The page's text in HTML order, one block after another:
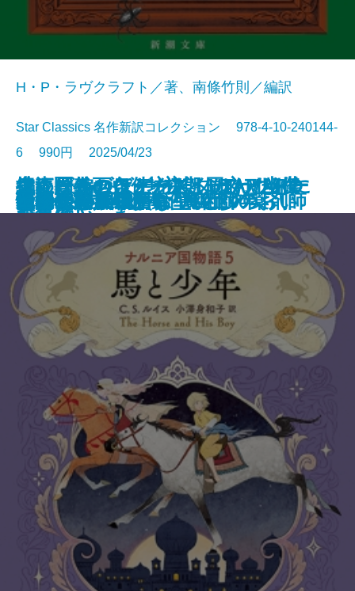
ナルニア国物語6 魔術師のおい
ゆるやかに生贄は
町内会死者蘇生事件
荒地の家族
鬼にきんつば─坊主と同心、幽世
しらべ─
大江戸春画ウォーズ UTAMARO
伝
編めば編むほどわたしはわたしに
なっていった
捜査圏外の条件─初期ミステリ傑
作集(三)─
夏日狂想
チャールズ・デクスター・ウォー
ド事件
H・P・ラヴクラフト／著、南條竹則／編訳
Star Classics 名作新訳コレクション 978-4-10-240144-
6 990円 2025/04/23
文庫電子書籍あり
ナルニア国物語5 馬と少年
罪の水際
あやかしの仇討ち 幽世の薬剤師
街とその不確かな壁〔上〕
街とその不確かな壁〔下〕
天路の旅人〔上〕
天路の旅人〔下〕
怪物
田沼と蔦重
ヤクザの子